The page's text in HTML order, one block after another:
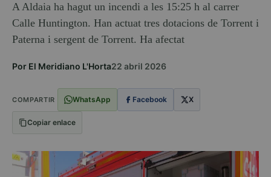
A Aldaia ha hagut un incendi a les 15:25 h al carrer
Calle Huntington. Han actuat tres dotacions de Torrent i
Paterna i sergent de Torrent. Ha afectat
Por El Meridiano L'Horta22 abril 2026
COMPARTIR WhatsApp Facebook X
Copiar enlace